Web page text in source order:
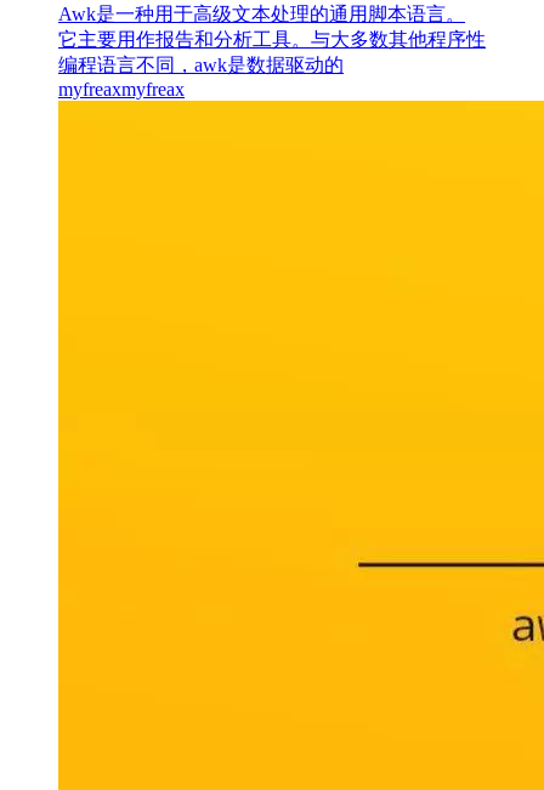
Awk是一种用于高级文本处理的通用脚本语言。
它主要用作报告和分析工具。与大多数其他程序性
编程语言不同，awk是数据驱动的
myfreaxmyfreax